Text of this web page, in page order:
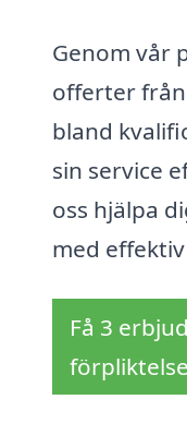
Genom vår
offerter från
bland
sin service
oss hjälpa
med
Få 3